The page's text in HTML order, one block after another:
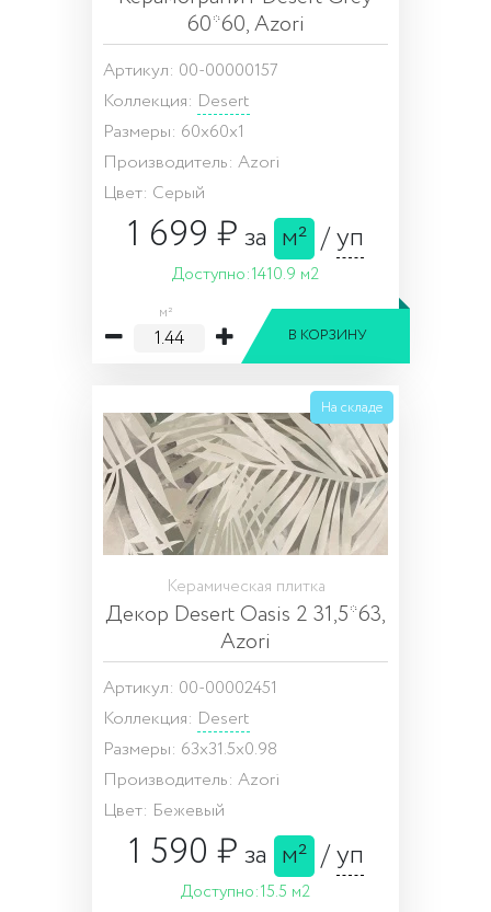
60*60, Azori
Артикул: 00-00000157
Коллекция: Desert
Размеры: 60x60x1
Производитель: Azori
Цвет: Серый
1 699 ₽за м² /уп
Доступно:1410.9 м2
м²
В КОРЗИНУ
На складе
Керамическая плитка
Декор Desert Oasis 2 31,5*63,
Azori
Артикул: 00-00002451
Коллекция: Desert
Размеры: 63x31.5x0.98
Производитель: Azori
Цвет: Бежевый
1 590 ₽за м² /уп
Доступно:15.5 м2